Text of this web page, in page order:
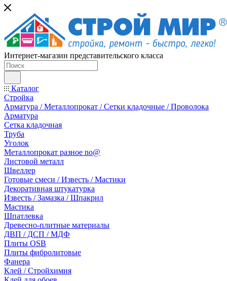
Интернет-магазин представительского класса
Каталог
Стройка
Арматура / Металлопрокат / Сетки кладочные / Проволока
Арматура
Сетка кладочная
Труба
Уголок
Металлопрокат разное no@
Листовой металл
Швеллер
Готовые смеси / Известь / Мастики
Декоративная штукатурка
Известь / Замазка / Шпакрил
Мастика
Шпатлевка
Древесно-плитные материалы
ДВП / ДСП / МДФ
Плиты OSB
Плиты фибролитовые
Фанера
Клей / Стройхимия